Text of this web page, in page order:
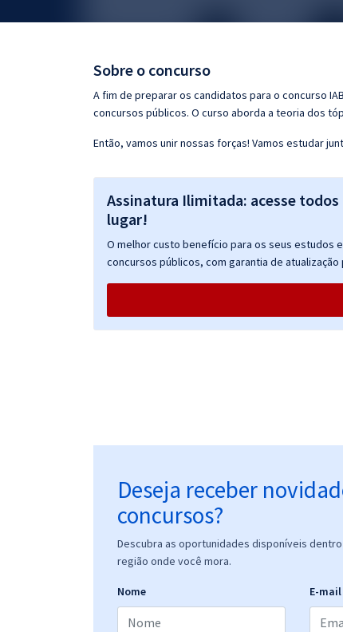
Conteúdo gratuito
Sobre o concurso
A fim de preparar os candidatos para o concurso
concursos públicos. O curso aborda a teoria dos
Então, vamos unir nossas forças! Vamos estudar
Assinatura Ilimitada: acesse
lugar!
O melhor custo benefício para os seus estudos
concursos públicos, com garantia de atualização
Deseja receber
concursos?
Descubra as oportunidades disponíveis
região onde você mora.
Nome E-mail